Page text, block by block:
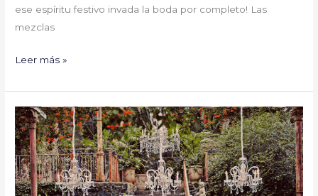
ese espíritu festivo invada la boda por completo! Las
mezclas
Leer más »
Adelántate
a
las
tendencias
en